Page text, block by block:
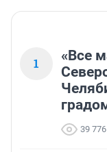
1
«Все
39 776